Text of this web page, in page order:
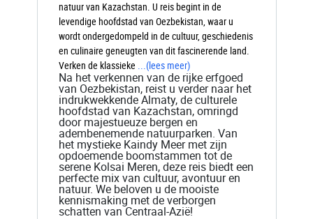
natuur van Kazachstan. U reis begint in de
levendige hoofdstad van Oezbekistan, waar u
wordt ondergedompeld in de cultuur, geschiedenis
en culinaire geneugten van dit fascinerende land.
Verken de klassieke ...(lees meer)
Na het verkennen van de rijke erfgoed
van Oezbekistan, reist u verder naar het
indrukwekkende Almaty, de culturele
hoofdstad van Kazachstan, omringd
door majestueuze bergen en
adembenemende natuurparken. Van
het mystieke Kaindy Meer met zijn
opdoemende boomstammen tot de
serene Kolsai Meren, deze reis biedt een
perfecte mix van cultuur, avontuur en
natuur. We beloven u de mooiste
kennismaking met de verborgen
schatten van Centraal-Azië!